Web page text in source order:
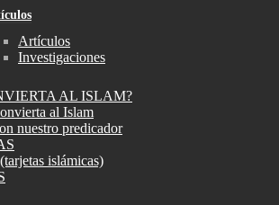
Artículos
Investigaciones
AL ISLAM?
al Islam
nuestro predicador
islámicas)